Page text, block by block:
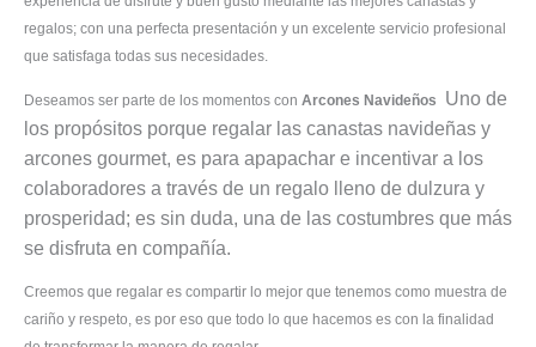
regalos; con una perfecta presentación y un excelente servicio profesional
que satisfaga todas sus necesidades.
Deseamos ser parte de los momentos con Arcones Navideños
Uno de
los propósitos porque regalar las canastas navideñas y
arcones gourmet, es para apapachar e incentivar a los
colaboradores a través de un regalo lleno de dulzura y
prosperidad; es sin duda, una de las costumbres que más
se disfruta en compañía.
Creemos que regalar es compartir lo mejor que tenemos como muestra de
cariño y respeto, es por eso que todo lo que hacemos es con la finalidad